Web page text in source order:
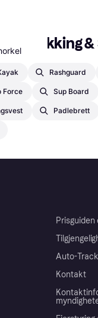
i Dykking
Rashguard
Force Sup Board
Padlebrett
Prisguiden
Auto-Track
Kontakt